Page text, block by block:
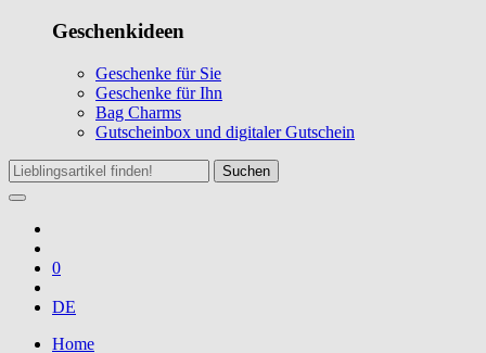
Geschenkideen
Geschenke für Sie
Geschenke für Ihn
Bag Charms
Gutscheinbox und digitaler Gutschein
Suchen
0
DE
Home